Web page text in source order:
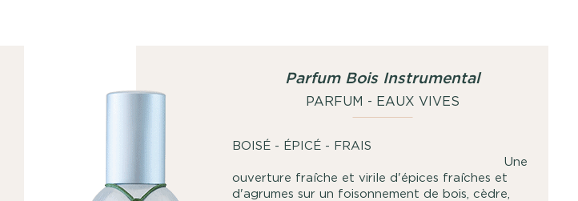
Parfum Bois Instrumental
PARFUM - EAUX VIVES
BOISÉ - ÉPICÉ - FRAIS
Une
ouverture fraîche et virile d'épices fraîches et
d'agrumes sur un foisonnement de bois, cèdre,